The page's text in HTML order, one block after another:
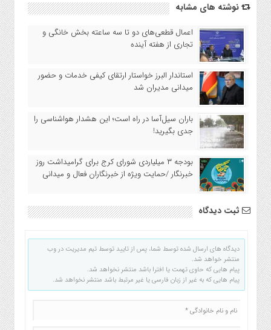
نوشته های مشابه
اعمال قطعی‌های دو تا سه ساعته بخش خانگی و
تجاری از هفته آینده
استاندار البرز خواستار ارتقای کیفی خدمات و حضور
میدانی مدیران شد
باران سیل‌آسا در راه است؛ این هشدار هواشناسی را
جدی بگیرید!
بودجه ۳ میلیاردی شورای کرج برای گرامیداشت روز
خبرنگار /حمایت ویژه از خبرنگاران فعال و میدانی
ثبت دیدگاه
دیدگاه های ارسال شده توسط شما، پس از تایید توسط تیم مدیریت در وب
منتشر خواهد شد.
پیام هایی که حاوی تهمت یا افترا باشد منتشر نخواهد شد.
پیام هایی که به غیر از زبان فارسی یا غیر مرتبط باشد منتشر نخواهد شد.